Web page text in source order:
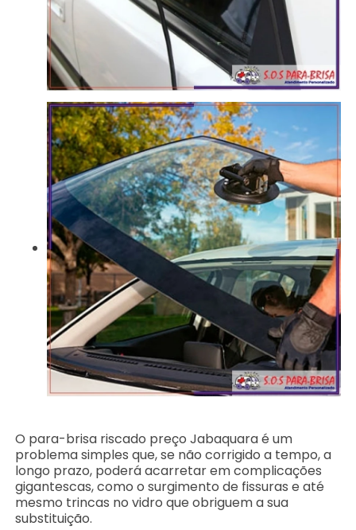
O para-brisa riscado preço Jabaquara é um
problema simples que, se não corrigido a tempo, a
longo prazo, poderá acarretar em complicações
gigantescas, como o surgimento de fissuras e até
mesmo trincas no vidro que obriguem a sua
substituição.